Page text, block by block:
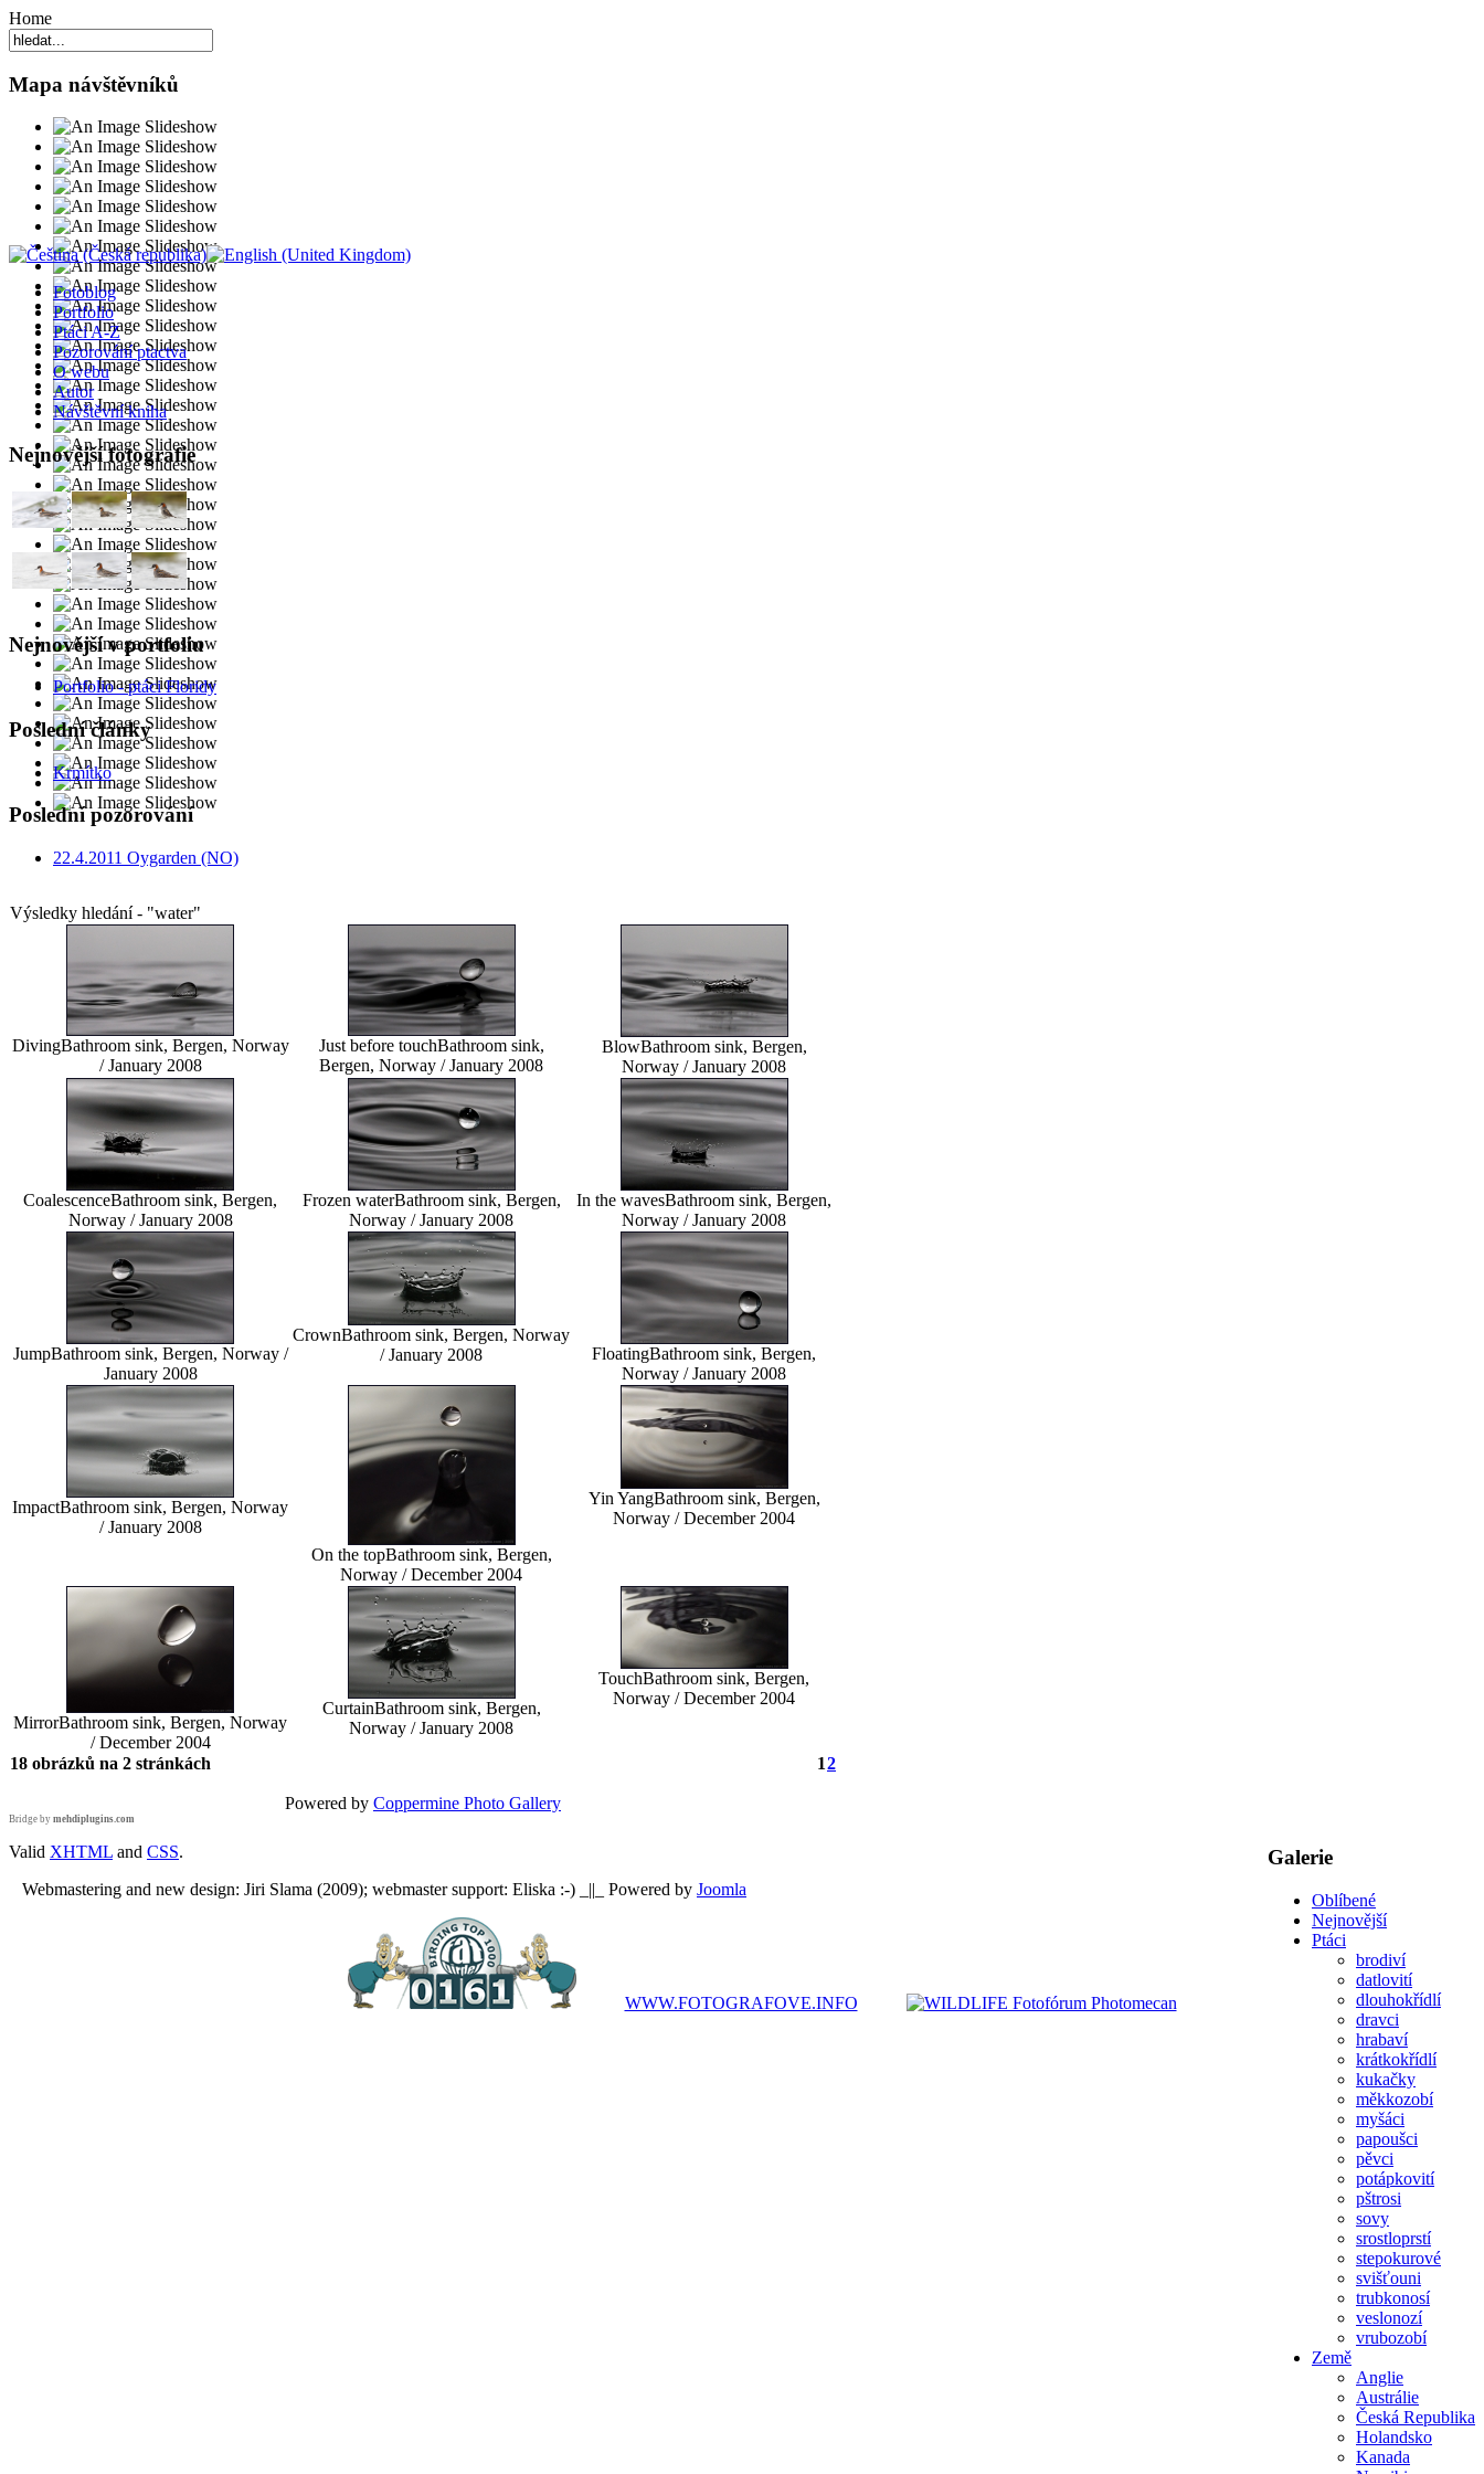
Home
Mapa návštěvníků
Fotoblog
Portfolio
Ptáci A-Z
Pozorování ptactva
O webu
Autor
Návštěvní kniha
Nejnovější fotografie
Nejnovější v portfoliu
Portfolio - ptáci Floridy
Poslední články
Krmítko
Poslední pozorování
22.4.2011 Oygarden (NO)
Výsledky hledání - "water"
DivingBathroom sink, Bergen, Norway
/ January 2008
Just before touchBathroom sink,
Bergen, Norway / January 2008
BlowBathroom sink, Bergen,
Norway / January 2008
CoalescenceBathroom sink, Bergen,
Norway / January 2008
Frozen waterBathroom sink, Bergen,
Norway / January 2008
In the wavesBathroom sink, Bergen,
Norway / January 2008
JumpBathroom sink, Bergen, Norway /
January 2008
CrownBathroom sink, Bergen, Norway
/ January 2008
FloatingBathroom sink, Bergen,
Norway / January 2008
ImpactBathroom sink, Bergen, Norway
/ January 2008
On the topBathroom sink, Bergen,
Norway / December 2004
Yin YangBathroom sink, Bergen,
Norway / December 2004
MirrorBathroom sink, Bergen, Norway
/ December 2004
CurtainBathroom sink, Bergen,
Norway / January 2008
TouchBathroom sink, Bergen,
Norway / December 2004
18 obrázků na 2 stránkách 12
Powered by Coppermine Photo Gallery
Bridge by mehdiplugins.com
Galerie
Oblíbené
Nejnovější
Ptáci
brodiví
datlovití
dlouhokřídlí
dravci
hrabaví
krátkokřídlí
kukačky
měkkozobí
myšáci
papoušci
pěvci
potápkovití
pštrosi
sovy
srostloprstí
stepokurové
svišťouni
trubkonosí
veslonozí
vrubozobí
Země
Anglie
Austrálie
Česká Republika
Holandsko
Kanada
Valid XHTML and CSS.
Webmastering and new design: Jiri Slama (2009); webmaster support: Eliska :-) _||_ Powered by Joomla
WWW.FOTOGRAFOVE.INFO